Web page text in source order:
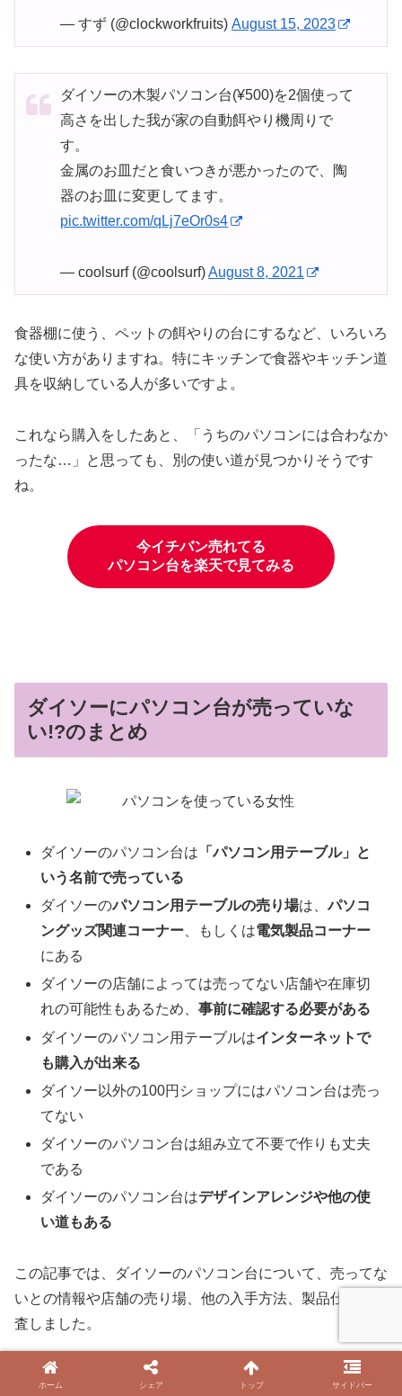
— すず (@clockworkfruits) August 15, 2023
ダイソーの木製パソコン台(¥500)を2個使って
高さを出した我が家の自動餌やり機周りで
す。
金属のお皿だと食いつきが悪かったので、陶
器のお皿に変更してます。
pic.twitter.com/qLj7eOr0s4
— coolsurf (@coolsurf)August 8, 2021
食器棚に使う、ペットの餌やりの台にするなど、いろいろ
な使い方がありますね。特にキッチンで食器やキッチン道
具を収納している人が多いですよ。
これなら購入をしたあと、「うちのパソコンには合わなか
ったな…」と思っても、別の使い道が見つかりそうです
ね。
今イチバン売れてる
パソコン台を楽天で見てみる
ダイソーにパソコン台が売っていな
い!?のまとめ
ダイソーのパソコン台は 「パソコン用テーブル」と
いう名前で売っている
ダイソーのパソコン用テーブルの売り場は、パソコ
ングッズ関連コーナー 、もしくは電気製品コーナー
にある
ダイソーの店舗によっては売ってない店舗や在庫切
れの可能性もあるため、事前に確認する必要がある
ダイソーのパソコン用テーブルはインターネットで
も購入が出来る
ダイソー以外の100円ショップにはパソコン台は売っ
てない
ダイソーのパソコン台は組み立て不要で作りも丈夫
である
ダイソーのパソコン台はデザインアレンジや他の使
い道もある
この記事では、ダイソーのパソコン台について、売ってな
いとの情報や店舗の売り場、他の入手方法、製品仕様を調
査しました。
この記事を参考にして、素敵なパソコンライフを送って下
ホーム シェア トップ サイドバー